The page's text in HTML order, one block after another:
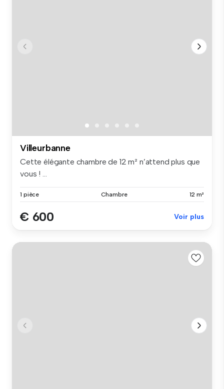
Villeurbanne
Cette élégante chambre de 12 m² n’attend plus que
vous ! ...
1 pièce Chambre 12 m²
€ 600 Voir plus